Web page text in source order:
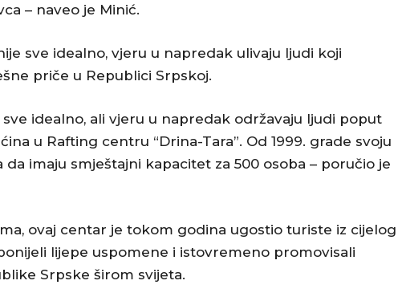
– naveo je Minić.
sve idealno, vjeru u napredak ulivaju ljudi koji
priče u Republici Srpskoj.
sve idealno, ali vjeru u napredak održavaju ljudi poput
u Rafting centru “Drina-Tara”. Od 1999. grade svoju
imaju smještajni kapacitet za 500 osoba – poručio je
ovaj centar je tokom godina ugostio turiste iz cijelog
lijepe uspomene i istovremeno promovisali
Srpske širom svijeta.